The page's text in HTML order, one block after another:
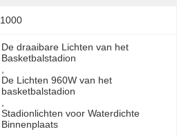
1000
De draaibare Lichten van het
Basketbalstadion
De Lichten 960W van het
basketbalstadion
Stadionlichten voor Waterdichte
Binnenplaats